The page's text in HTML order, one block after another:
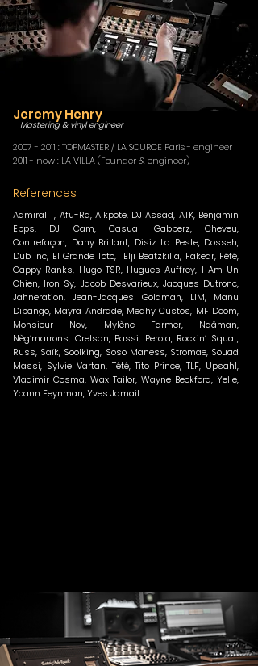
Mastering & vinyl engineer
2007 - 2011 : TOPMASTER / LA SOURCE Paris- engineer
2011 - now : LA VILLA (Founder & engineer)
References
Admiral T, Afu-Ra, Alkpote, DJ Assad, ATK, Benjamin
Epps, DJ Cam, Casual Gabberz, Cheveu,
Contrefaçon, Dany Brillant, Disiz La Peste, Dosseh,
Dub Inc, El Grande Toto, Elji Beatzkilla, Fakear, Féfé,
Gappy Ranks, Hugo TSR, Hugues Auffrey, I Am Un
Chien, Iron Sy, Jacob Desvarieux, Jacques Dutronc,
Jahneration, Jean-Jacques Goldman, LIM, Manu
Dibango, Mayra Andrade, Medhy Custos, MF Doom,
Monsieur Nov, Mylène Farmer, Naâman,
Nèg’marrons, Orelsan, Passi, Perola, Rockin’ Squat,
Russ, Saïk, Soolking, Soso Maness, Stromae, Souad
Massi, Sylvie Vartan, Tété, Tito Prince, TLF, Upsahl,
Vladimir Cosma, Wax Tailor, Wayne Beckford, Yelle,
Yoann Feynman, Yves Jamait…
Jeremy Henry